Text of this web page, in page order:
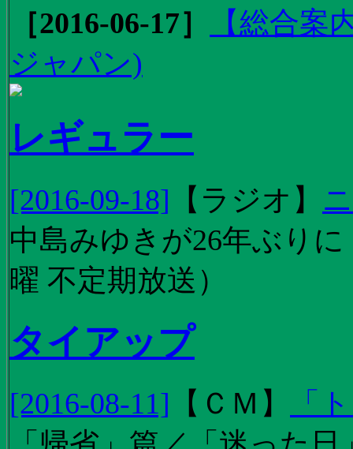
［2016-06-17］
【総合
ジャパン)
レギュラー
[2016-09-18] 【 ラジオ 】
中島みゆきが26年ぶり
曜 不定期放送）
タイアップ
[2016-08-11] 【 ＣＭ 】
「